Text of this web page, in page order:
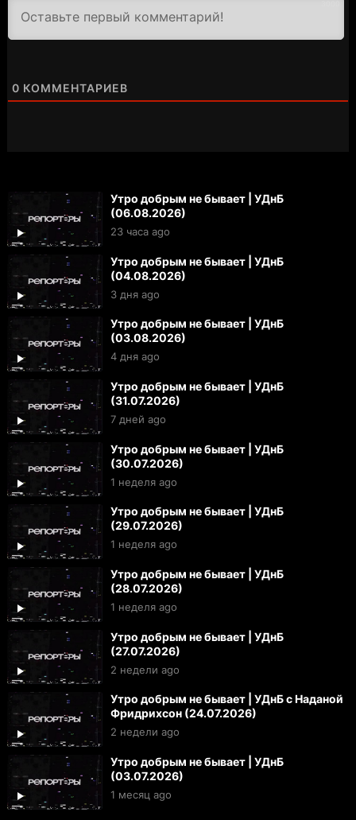
0 КОММЕНТАРИЕВ
Утро добрым не бывает | УДнБ
(06.08.2026)
23 часа ago
Утро добрым не бывает | УДнБ
(04.08.2026)
3 дня ago
Утро добрым не бывает | УДнБ
(03.08.2026)
4 дня ago
Утро добрым не бывает | УДнБ
(31.07.2026)
7 дней ago
Утро добрым не бывает | УДнБ
(30.07.2026)
1 неделя ago
Утро добрым не бывает | УДнБ
(29.07.2026)
1 неделя ago
Утро добрым не бывает | УДнБ
(28.07.2026)
1 неделя ago
Утро добрым не бывает | УДнБ
(27.07.2026)
2 недели ago
Утро добрым не бывает | УДнБ с Наданой
Фридрихсон (24.07.2026)
2 недели ago
Утро добрым не бывает | УДнБ
(03.07.2026)
1 месяц ago